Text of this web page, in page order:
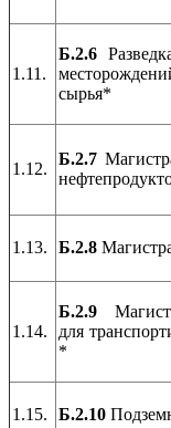
1.11.
Б.2.6
сырья*
1.12.
Б.2.7
1.13. Б.2.8
1.14.
Б.2.9
для
*
1.15. Б.2.10